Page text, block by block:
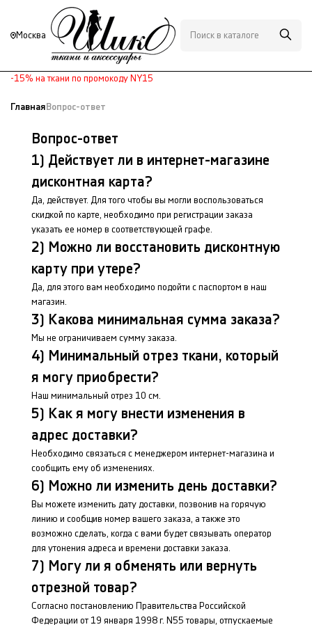
Москва
-15% на ткани по промокоду NY15
Главная Вопрос-ответ
Вопрос-ответ
1) Действует ли в интернет-магазине
дисконтная карта?
Да, действует. Для того чтобы вы могли воспользоваться
скидкой по карте, необходимо при регистрации заказа
указать ее номер в соответствующей графе.
2) Можно ли восстановить дисконтную
карту при утере?
Да, для этого вам необходимо подойти с паспортом в наш
магазин.
3) Какова минимальная сумма заказа?
Мы не ограничиваем сумму заказа.
4) Минимальный отрез ткани, который
я могу приобрести?
Наш минимальный отрез 10 см.
5) Как я могу внести изменения в
адрес доставки?
Необходимо связаться c менеджером интернет-магазина и
сообщить ему об изменениях.
6) Можно ли изменить день доставки?
Вы можете изменить дату доставки, позвонив на горячую
линию и сообщив номер вашего заказа, а также это
возможно сделать, когда с вами будет связывать оператор
для утонения адреса и времени доставки заказа.
7) Могу ли я обменять или вернуть
отрезной товар?
Согласно постановлению Правительства Российской
Федерации от 19 января 1998 г. N55 товары, отпускаемые